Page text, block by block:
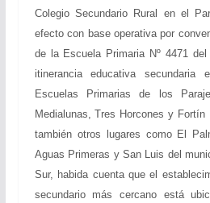
Colegio Secundario Rural en el
efecto con base operativa por
de la Escuela Primaria Nº 4471
itinerancia educativa
Escuelas Primarias de los
Medialunas, Tres Horcones y Fortín
también otros lugares como El
Aguas Primeras y San Luis del
Sur, habida cuenta que el
secundario más cercano está